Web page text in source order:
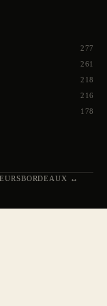
277
261
218
216
178
BORDEAUX ↔